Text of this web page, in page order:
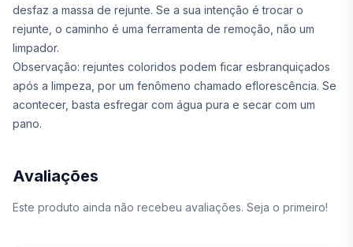
desfaz a massa de rejunte. Se a sua intenção é trocar o
rejunte, o caminho é uma ferramenta de remoção, não um
limpador.
Observação: rejuntes coloridos podem ficar esbranquiçados
após a limpeza, por um fenômeno chamado eflorescência. Se
acontecer, basta esfregar com água pura e secar com um
pano.
Avaliações
Este produto ainda não recebeu avaliações. Seja o primeiro!